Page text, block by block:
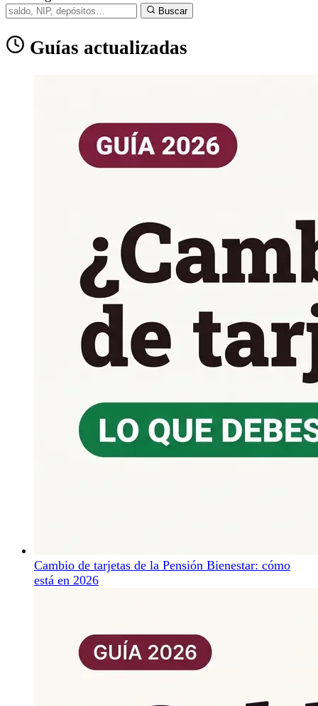
Buscar
Guías actualizadas
Cambio de tarjetas de la Pensión Bienestar: cómo
está en 2026